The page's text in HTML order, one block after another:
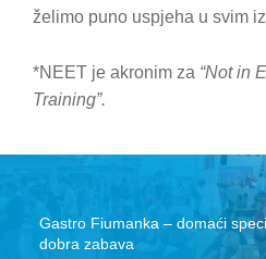
želimo puno uspjeha u svim
*NEET je akronim za “Not in
Training”.
Post navigation
Gastro Fiumanka – domaći
dobra zabava